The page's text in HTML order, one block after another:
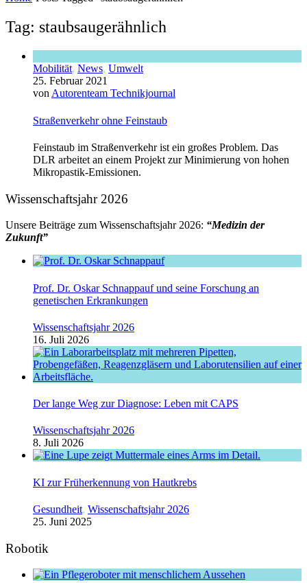
Tag: staubsaugerähnlich
Mobilität, News, Umwelt
25. Februar 2021
von Autorenteam Technikjournal
Straßenverkehr ohne Feinstaub
Feinstaub im Straßenverkehr ist ein großes Problem. Das
DLR arbeitet an einem Projekt zur Minimierung von hohen
Mikropastik-Emissionen.
Wissenschaftsjahr 2026
Unsere Beiträge zum Wissenschaftsjahr 2026: “Medizin der
Zukunft”
Prof. Dr. Oskar Schnappauf und seine Forschung an
genetischen Erkrankungen
Wissenschaftsjahr 2026
16. Juli 2026
Der lange Weg zur Diagnose: Leben mit CAPS
Wissenschaftsjahr 2026
8. Juli 2026
KI zur Früherkennung von Hautkrebs
Gesundheit, Wissenschaftsjahr 2026
25. Juni 2025
Robotik